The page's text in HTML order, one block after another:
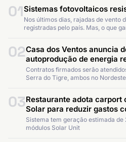
01Sistemas fotovoltaicos
Nos últimos dias, rajadas de vento
registradas pelo país. Mas, o que
02Casa dos Ventos anuncia
autoprodução de energia
Contratos firmados serão
Serra do Tigre, ambos no Nordeste
03Restaurante adota carport
Solar para reduzir gastos
Sistema tem geração estimada
módulos Solar Unit